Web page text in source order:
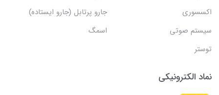
اکسسوری
جارو پرتابل (جارو ایستاده)
سیستم صوتی
اسمگ
توستر
نماد الکترونیکی